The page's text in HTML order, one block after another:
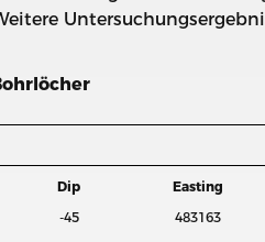
Dip Easting
-45 483163